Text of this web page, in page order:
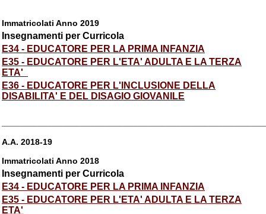
Immatricolati Anno 2019
Insegnamenti per Curricola
E34 - EDUCATORE PER LA PRIMA INFANZIA
E35 - EDUCATORE PER L'ETA' ADULTA E LA TERZA
ETA'
E36 - EDUCATORE PER L'INCLUSIONE DELLA
DISABILITA' E DEL DISAGIO GIOVANILE
A.A. 2018-19
Immatricolati Anno 2018
Insegnamenti per Curricola
E34 - EDUCATORE PER LA PRIMA INFANZIA
E35 - EDUCATORE PER L'ETA' ADULTA E LA TERZA
ETA'